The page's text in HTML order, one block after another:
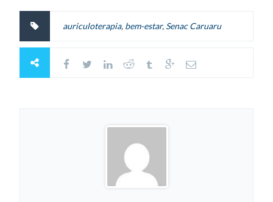
auriculoterapia, bem-estar, Senac Caruaru